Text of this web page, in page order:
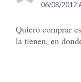
06/08/2012
Quiero comprar
la tienen, en